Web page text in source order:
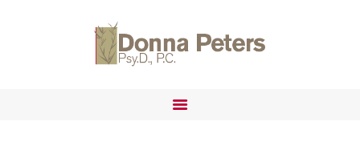
DONNA PETERS, PSYD
FORENSIC PRACTICE
IMMIGRATION